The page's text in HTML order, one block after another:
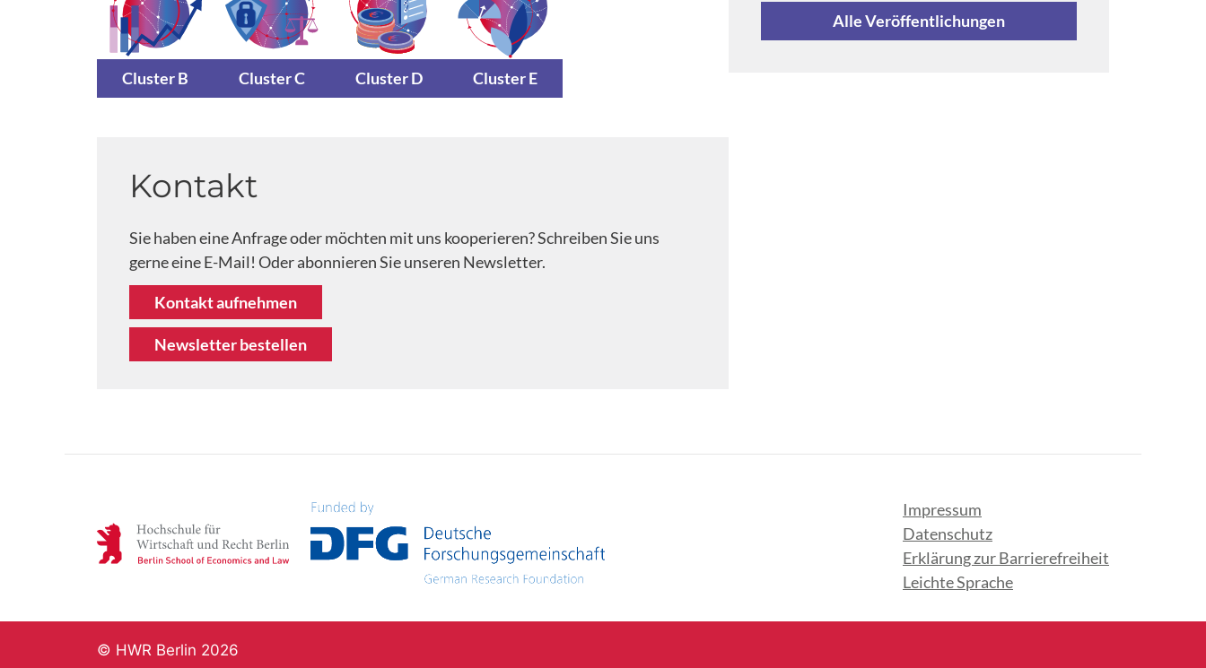
Cluster B Cluster C Cluster D Cluster E
Kontakt
Sie haben eine Anfrage oder möchten mit uns kooperieren? Schreiben Sie uns
gerne eine E-Mail! Oder abonnieren Sie unseren Newsletter.
Kontakt aufnehmen
Newsletter bestellen
Alle Veröffentlichungen
Impressum
Datenschutz
Erklärung zur Barrierefreiheit
Leichte Sprache
© HWR Berlin 2026